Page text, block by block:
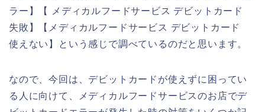
ラー】【 メディカルフードサービス デビットカード
失敗】【メディカルフードサービス デビットカード
使えない】という感じで調べているのだと思います。
なので、今回は、デビットカードが使えずに困ってい
る人に向けて、メディカルフードサービスのお店でデ